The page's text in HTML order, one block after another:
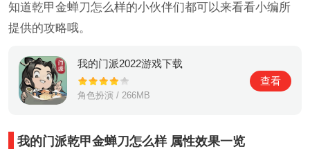
知道乾甲金蝉刀怎么样的小伙伴们都可以来看看小编所
提供的攻略哦。
我的门派2022游戏下载
角色扮演 / 266MB
查看
我的门派乾甲金蝉刀怎么样 属性效果一览